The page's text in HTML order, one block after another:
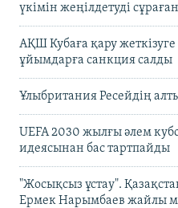
үкімін жеңілдетуді сұраған
АҚШ Кубаға қару
ұйымдарға санкция салды
Ұлыбритания Ресейдің
UEFA 2030 жылғы әлем
идеясынан бас тартпайды
"Жосықсыз ұстау".
Ермек Нарымбаев жайлы